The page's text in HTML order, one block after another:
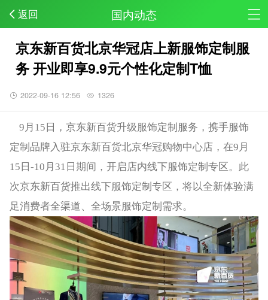
返回 国内动态
京东新百货北京华冠店上新服饰定制服
务 开业即享9.9元个性化定制T恤
2022-09-16 12:56 1326
9月15日，京东新百货升级服饰定制服务，携手服饰
定制品牌入驻京东新百货北京华冠购物中心店，在9月
15日-10月31日期间，开启店内线下服饰定制专区。此
次京东新百货推出线下服饰定制专区，将以全新体验满
足消费者全渠道、全场景服饰定制需求。